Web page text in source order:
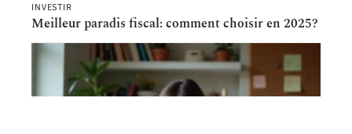
INVESTIR
Meilleur paradis fiscal: comment choisir en 2025?